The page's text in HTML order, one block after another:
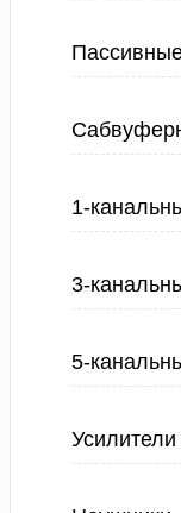
1-
3-
5-
Усилители